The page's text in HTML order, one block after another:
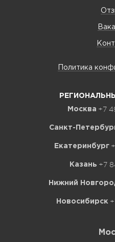
Политика
Москва +7
Санкт-
Екатеринбург
Казань +7
Нижний
Новосибирск